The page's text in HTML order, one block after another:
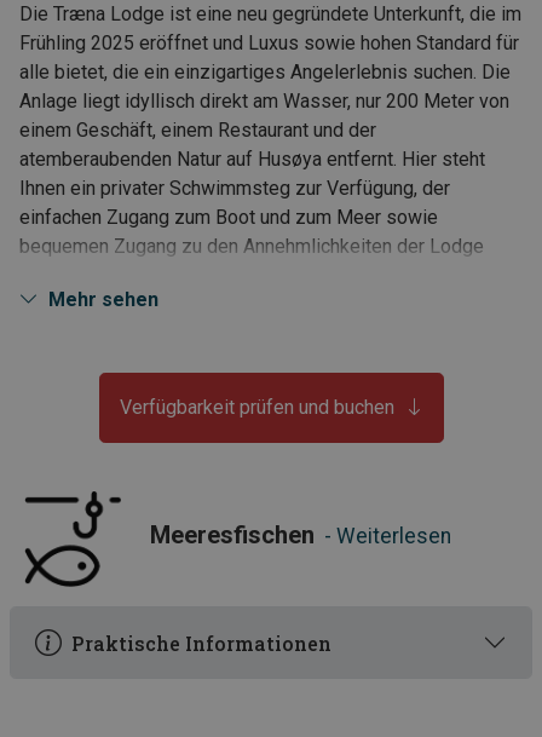
Die Træna Lodge ist eine neu gegründete Unterkunft, die im
Frühling 2025 eröffnet und Luxus sowie hohen Standard für
alle bietet, die ein einzigartiges Angelerlebnis suchen. Die
Anlage liegt idyllisch direkt am Wasser, nur 200 Meter von
einem Geschäft, einem Restaurant und der
atemberaubenden Natur auf Husøya entfernt. Hier steht
Ihnen ein privater Schwimmsteg zur Verfügung, der
einfachen Zugang zum Boot und zum Meer sowie
bequemen Zugang zu den Annehmlichkeiten der Lodge
Angelrevier mit einer Fülle an großen Fischen und
dem Meer entspannen können. Dies ist der perfekte Ort für
alle, die einen Angelurlaub in malerischer Umgebung
verzichten.
Willkommen in der Træna Lodge!
und viele andere Arten
Mehr sehen
Verfügbarkeit prüfen und buchen
Meeresfischen - Weiterlesen
Praktische Informationen